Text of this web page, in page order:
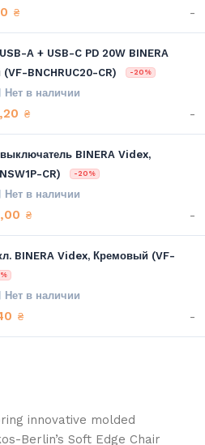
₴ -
A + USB-C PD 20W BINERA
BNCHRUC20-CR)
-20%
Нет в наличии
₴ -
BINERA Videx,
CR)
-20%
Нет в наличии
₴ -
BINERA Videx, Кремовый (VF-
Нет в наличии
₴ -
innovative molded
Berlin’s Soft Edge Chair